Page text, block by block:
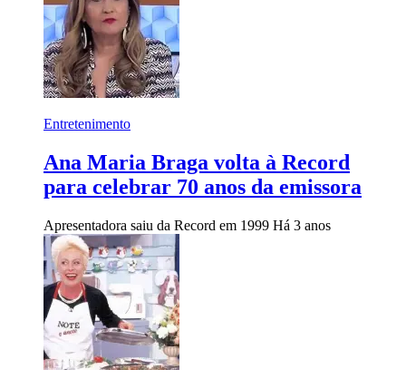
Entretenimento
Ana Maria Braga volta à Record
para celebrar 70 anos da emissora
Apresentadora saiu da Record em 1999 Há 3 anos